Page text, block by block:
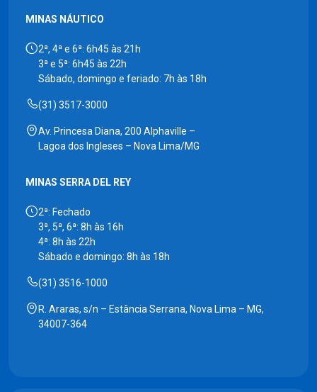
MINAS NÁUTICO
2ª, 4ª e 6ª: 6h45 às 21h
3ª e 5ª: 6h45 às 22h
Sábado, domingo e feriado: 7h às 18h
(31) 3517-3000
Av. Princesa Diana, 200 Alphaville –
Lagoa dos Ingleses – Nova Lima/MG
MINAS SERRA DEL REY
2ª: Fechado
3ª, 5ª, 6ª: 8h às 16h
4ª: 8h às 22h
Sábado e domingo: 8h às 18h
(31) 3516-1000
R. Araras, s/n – Estância Serrana, Nova Lima – MG,
34007-364